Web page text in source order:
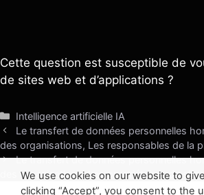
Cette question est susceptible de
de sites web et d’applications ?
Catégories
Intelligence artificielle IA
Le transfert de données personnelles
des organisations, Les responsables de la
Le transfert de données personnelles
des organisations, Les propriétaires de
We use cookies on our website to
clicking “Accept”, you consent to the